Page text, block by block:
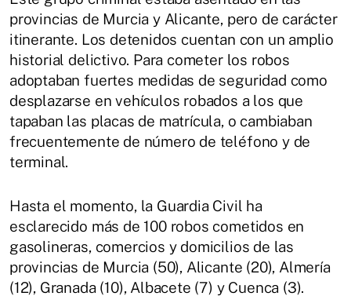
provincias de Murcia y Alicante, pero de carácter
itinerante. Los detenidos cuentan con un amplio
historial delictivo. Para cometer los robos
adoptaban fuertes medidas de seguridad como
desplazarse en vehículos robados a los que
tapaban las placas de matrícula, o cambiaban
frecuentemente de número de teléfono y de
terminal.
Hasta el momento, la Guardia Civil ha
esclarecido más de 100 robos cometidos en
gasolineras, comercios y domicilios de las
provincias de Murcia (50), Alicante (20), Almería
(12), Granada (10), Albacete (7) y Cuenca (3).